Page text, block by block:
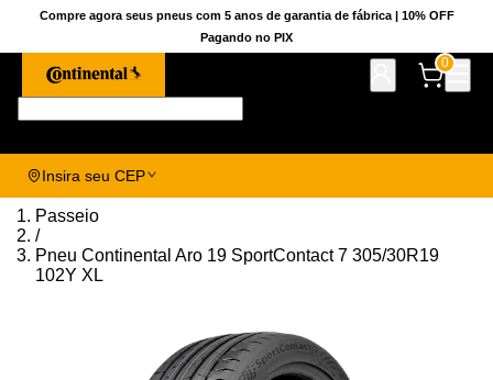
Compre agora seus pneus com 5 anos de garantia de fábrica | 10% OFF
Pagando no PIX
0
Insira seu CEP
Passeio
/
Pneu Continental Aro 19 SportContact 7 305/30R19
102Y XL